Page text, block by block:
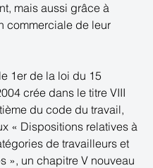
mais aussi grâce à
commerciale de leur
1er de la loi du 15
crée dans le titre VIII
du code du travail,
« Dispositions relatives à
de travailleurs et
», un chapitre V nouveau